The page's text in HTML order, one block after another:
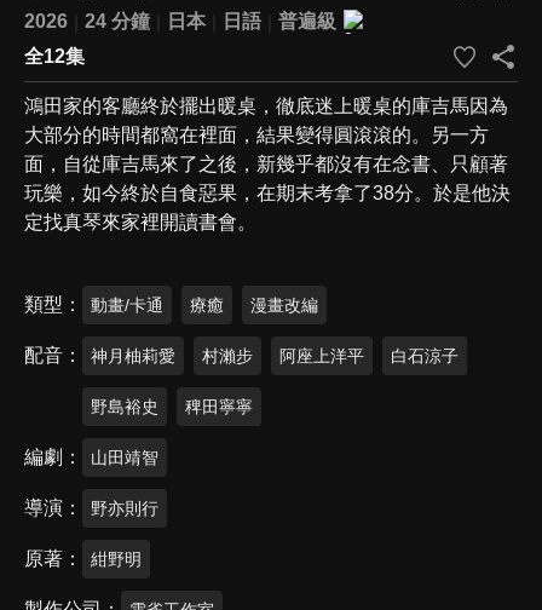
2026
24 分鐘 日本 日語
普遍級
全12集
鴻田家的客廳終於擺出暖桌，徹底迷上暖桌的庫吉馬因為
大部分的時間都窩在裡面，結果變得圓滾滾的。另一方
面，自從庫吉馬來了之後，新幾乎都沒有在念書、只顧著
玩樂，如今終於自食惡果，在期末考拿了38分。於是他決
定找真琴來家裡開讀書會。
類型 動畫/卡通 療癒 漫畫改編
配音 神月柚莉愛 村瀨步 阿座上洋平 白石涼子
野島裕史 稗田寧寧
編劇 山田靖智
導演 野亦則行
原著 紺野明